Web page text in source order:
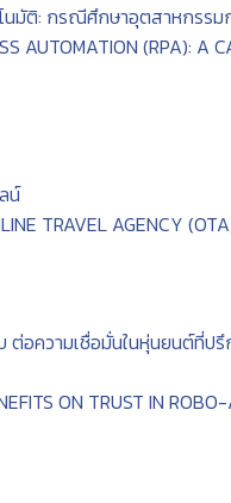
มัติ: กรณีศึกษาอุตสาหกรรม
AUTOMATION (RPA): A
น์
TRAVEL AGENCY
ความเชื่อมั่นในหุ่นยนต์ที่ปรึ
ON TRUST IN